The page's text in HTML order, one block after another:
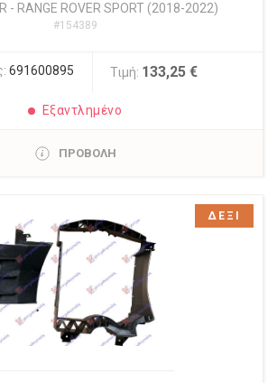
- RANGE ROVER SPORT (2018-2022)
#154389
691600895 Τιμή: 133,25 €
Εξαντλημένο
ΠΡΟΒΟΛΗ
ΔΕΞΙ